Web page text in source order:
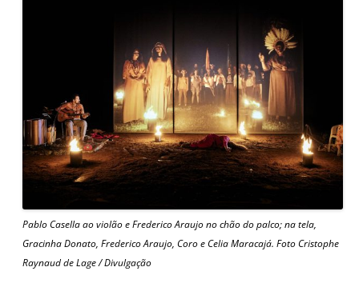
Pablo Casella ao violão e Frederico Araujo no chão do palco; na tela,
Gracinha Donato, Frederico Araujo, Coro e Celia Maracajá. Foto Cristophe
Raynaud de Lage / Divulgação